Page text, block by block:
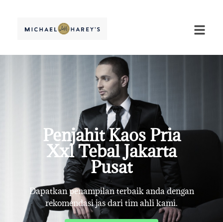
Penjahit Kaos Pria
Xxl Tebal Jakarta
Pusat
Dapatkan penampilan terbaik anda dengan
rekomendasi jas dari tim ahli kami.